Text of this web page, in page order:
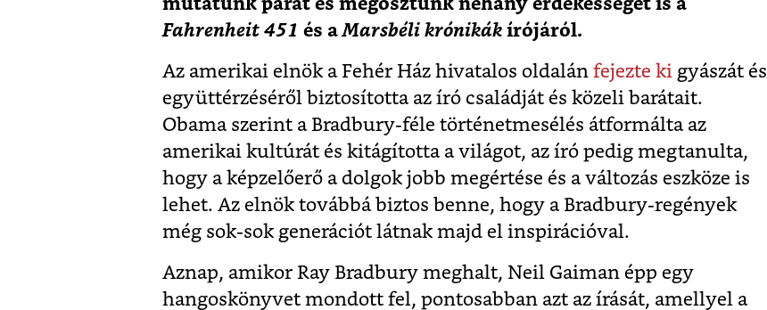
Fahrenheit 451 és aMarsbéli krónikák írójáról.
Az amerikai elnök a Fehér Ház hivatalos oldalán fejezte ki gyászát és
együttérzéséről biztosította az író családját és közeli barátait.
Obama szerint a Bradbury-féle történetmesélés átformálta az
amerikai kultúrát és kitágította a világot, az író pedig megtanulta,
hogy a képzelőerő a dolgok jobb megértése és a változás eszköze is
lehet. Az elnök továbbá biztos benne, hogy a Bradbury-regények
még sok-sok generációt látnak majd el inspirációval.
Aznap, amikor Ray Bradbury meghalt, Neil Gaiman épp egy
hangoskönyvet mondott fel, pontosabban azt az írását, amellyel a